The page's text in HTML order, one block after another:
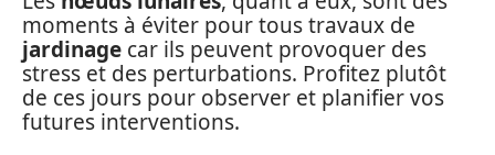
moments à éviter pour tous travaux de
jardinage car ils peuvent provoquer des
stress et des perturbations. Profitez plutôt
de ces jours pour observer et planifier vos
futures interventions.